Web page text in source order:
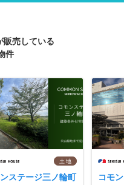
販売している
件
土 地
ステージ三ノ輪町
コモ